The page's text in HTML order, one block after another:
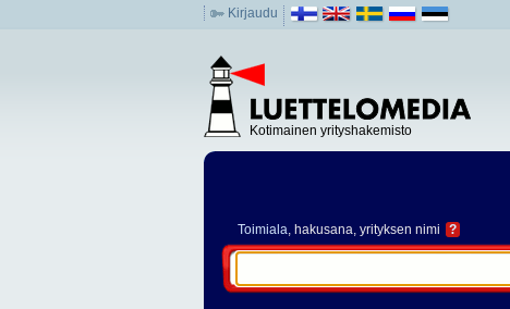
Kirjaudu
Kotimainen yrityshakemisto
Toimiala, hakusana, yrityksen nimi ?